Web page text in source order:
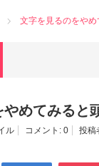
文字を見るのをや
めてみると
ル コメント: 0 投稿